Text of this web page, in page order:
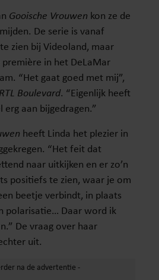
Gooische Vrouwen kon ze de
De serie is vanaf
zien bij Videoland, maar
in het DeLaMar
“Het gaat goed met mij”,
RTL Boulevard. “Eigenlijk heeft
erg aan bijgedragen.”
heeft Linda het plezier in
“Het feit dat
naar uitkijken en er zo’n
positiefs te zien, waar je om
beetje verbindt, in plaats
polarisatie… Daar word ik
De vraag over haar
uit.